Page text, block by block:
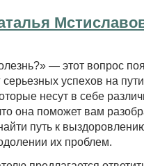
— этот вопрос
успехов на
несут в себе
она поможет вам
путь к
их проблем.